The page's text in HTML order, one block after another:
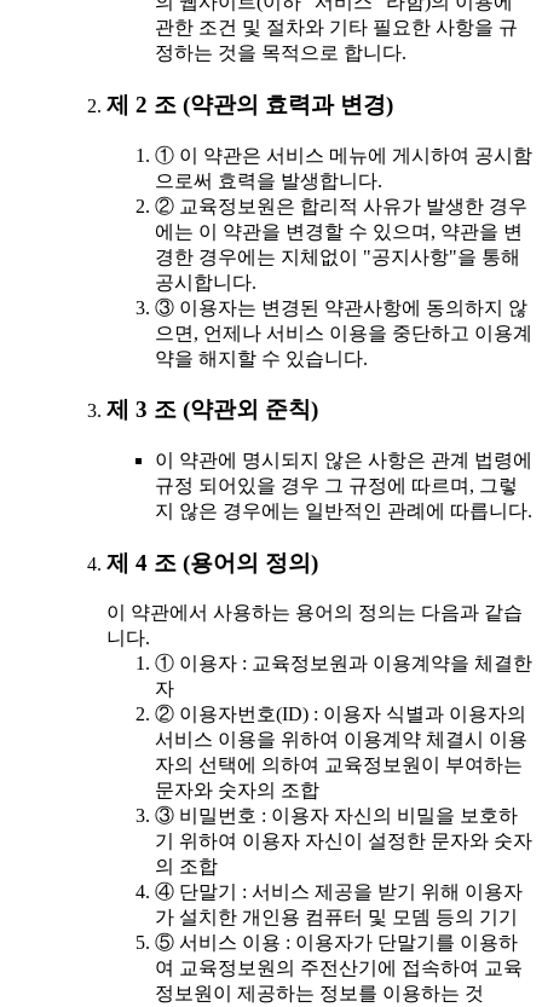
관한 조건 및 절차와 기타 필요한 사항을 규
정하는 것을 목적으로 합니다.
제 2 조 (약관의 효력과 변경)
① 이 약관은 서비스 메뉴에 게시하여 공시함
으로써 효력을 발생합니다.
② 교육정보원은 합리적 사유가 발생한 경우
에는 이 약관을 변경할 수 있으며, 약관을 변
경한 경우에는 지체없이 "공지사항"을 통해
공시합니다.
③ 이용자는 변경된 약관사항에 동의하지 않
으면, 언제나 서비스 이용을 중단하고 이용계
약을 해지할 수 있습니다.
제 3 조 (약관외 준칙)
이 약관에 명시되지 않은 사항은 관계 법령에
규정 되어있을 경우 그 규정에 따르며, 그렇
지 않은 경우에는 일반적인 관례에 따릅니다.
제 4 조 (용어의 정의)
이 약관에서 사용하는 용어의 정의는 다음과 같습
니다.
① 이용자 : 교육정보원과 이용계약을 체결한
자
② 이용자번호(ID) : 이용자 식별과 이용자의
서비스 이용을 위하여 이용계약 체결시 이용
자의 선택에 의하여 교육정보원이 부여하는
문자와 숫자의 조합
③ 비밀번호 : 이용자 자신의 비밀을 보호하
기 위하여 이용자 자신이 설정한 문자와 숫자
의 조합
④ 단말기 : 서비스 제공을 받기 위해 이용자
가 설치한 개인용 컴퓨터 및 모뎀 등의 기기
⑤ 서비스 이용 : 이용자가 단말기를 이용하
여 교육정보원의 주전산기에 접속하여 교육
정보원이 제공하는 정보를 이용하는 것